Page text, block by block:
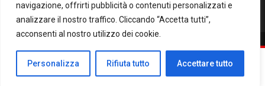
navigazione, offrirti pubblicità o contenuti personalizzati e
analizzare il nostro traffico. Cliccando “Accetta tutti”,
acconsenti al nostro utilizzo dei cookie.
Personalizza Rifiuta tutto Accettare tutto
Facebook
WhatsApp
Threads
Email
Condividi